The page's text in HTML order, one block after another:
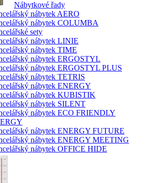
Nábytkové řady
nábytek AERO
nábytek COLUMBA
sety
nábytek LINIE
nábytek TIME
nábytek ERGOSTYL
nábytek ERGOSTYL PLUS
nábytek TETRIS
nábytek ENERGY
nábytek KUBISTIK
nábytek SILENT
nábytek ECO FRIENDLY
nábytek ENERGY FUTURE
nábytek ENERGY MEETING
nábytek OFFICE HIDE